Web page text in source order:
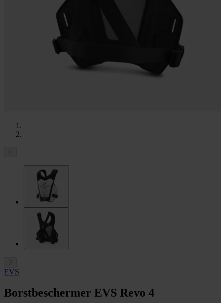
EVS
Borstbeschermer EVS Revo 4